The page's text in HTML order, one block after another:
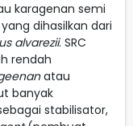
karagenan semi
dihasilkan dari
alvarezii. SRC
rendah
atau
banyak
stabilisator,